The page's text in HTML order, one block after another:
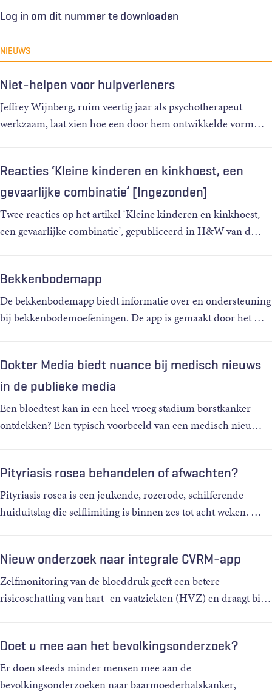
Log in om dit nummer te downloaden
NIEUWS
Niet-helpen voor hulpverleners
Jeffrey Wijnberg, ruim veertig jaar als psychotherapeut
werkzaam, laat zien hoe een door hem ontwikkelde vorm…
Reacties ‘Kleine kinderen en kinkhoest, een
gevaarlijke combinatie’ [Ingezonden]
Twee reacties op het artikel ‘Kleine kinderen en kinkhoest,
een gevaarlijke combinatie’, gepubliceerd in H&W van d…
Bekkenbodemapp
De bekkenbodemapp biedt informatie over en ondersteuning
bij bekkenbodemoefeningen. De app is gemaakt door het …
Dokter Media biedt nuance bij medisch nieuws
in de publieke media
Een bloedtest kan in een heel vroeg stadium borstkanker
ontdekken? Een typisch voorbeeld van een medisch nieu…
Pityriasis rosea behandelen of afwachten?
Pityriasis rosea is een jeukende, rozerode, schilferende
huiduitslag die selflimiting is binnen zes tot acht weken. …
Nieuw onderzoek naar integrale CVRM-app
Zelfmonitoring van de bloeddruk geeft een betere
risicoschatting van hart- en vaatziekten (HVZ) en draagt bi…
Doet u mee aan het bevolkingsonderzoek?
Er doen steeds minder mensen mee aan de
bevolkingsonderzoeken naar baarmoederhalskanker,